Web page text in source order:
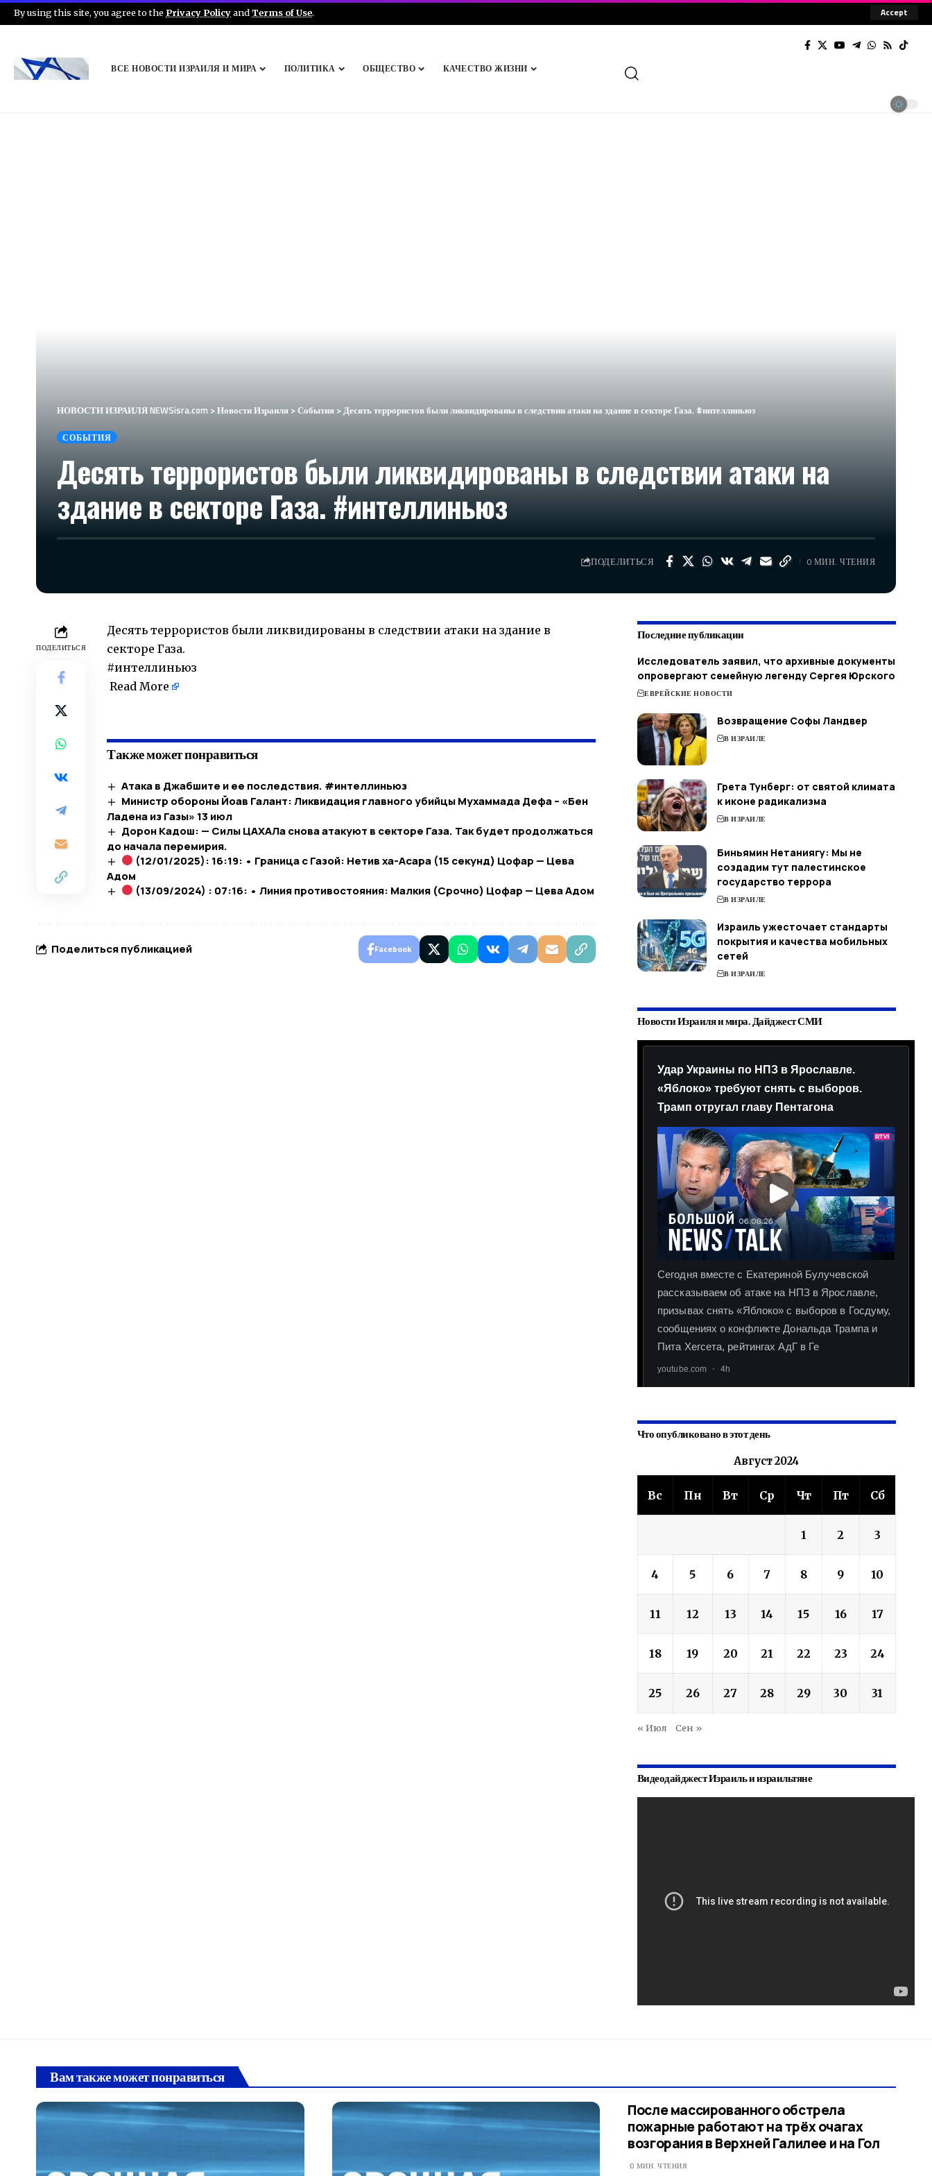
By using this site, you agree to the Privacy Policyand Terms of Use. Accept
ВСЕ НОВОСТИ ИЗРАИЛЯ И МИРА ПОЛИТИКА ОБЩЕСТВО КАЧЕСТВО ЖИЗНИ
НОВОСТИ ИЗРАИЛЯ NEWSisra.com >Новости Израиля >События >Десять террористов были ликвидированы в следствии атаки на здание в секторе Газа. #интеллиньюз
СОБЫТИЯ
Десять террористов были ликвидированы в следствии атаки на
здание в секторе Газа. #интеллиньюз
ПОДЕЛИТЬСЯ 0 МИН. ЧТЕНИЯ
ПОДЕЛИТЬСЯ
Десять террористов были ликвидированы в следствии атаки на здание в
секторе Газа.
#интеллиньюз
Read More
Также может понравиться
Атака в Джабшите и ее последствия. #интеллиньюз
Министр обороны Йоав Галант: Ликвидация главного убийцы Мухаммада Дефа – «Бен
Ладена из Газы» 13 июл
Дорон Кадош: — Силы ЦАХАЛа снова атакуют в секторе Газа. Так будет продолжаться
до начала перемирия.
(12/01/2025): 16:19: • Граница с Газой: Нетив ха-Асара (15 секунд) Цофар — Цева
Адом
(13/09/2024) : 07:16: • Линия противостояния: Малкия (Срочно) Цофар — Цева Адом
Поделиться публикацией Facebook
Последние публикации
Исследователь заявил, что архивные документы
опровергают семейную легенду Сергея Юрского
ЕВРЕЙСКИЕ НОВОСТИ
Возвращение Софы Ландвер
В ИЗРАИЛЕ
Грета Тунберг: от святой климата
к иконе радикализма
В ИЗРАИЛЕ
Биньямин Нетаниягу: Мы не
создадим тут палестинское
государство террора
В ИЗРАИЛЕ
Израиль ужесточает стандарты
покрытия и качества мобильных
сетей
В ИЗРАИЛЕ
Новости Израиля и мира. Дайджест СМИ
Что опубликовано в этот день
Август 2024
Вс Пн Вт Ср Чт Пт Сб
1 2 3
4 5 6 7 8 9 10
11 12 13 14 15 16 17
18 19 20 21 22 23 24
25 26 27 28 29 30 31
« Июл Сен »
Видеодайджест Израиль и израильтяне
Вам также может понравиться
После массированного обстрела
пожарные работают на трёх очагах
возгорания в Верхней Галилее и на Гол
0 МИН. ЧТЕНИЯ